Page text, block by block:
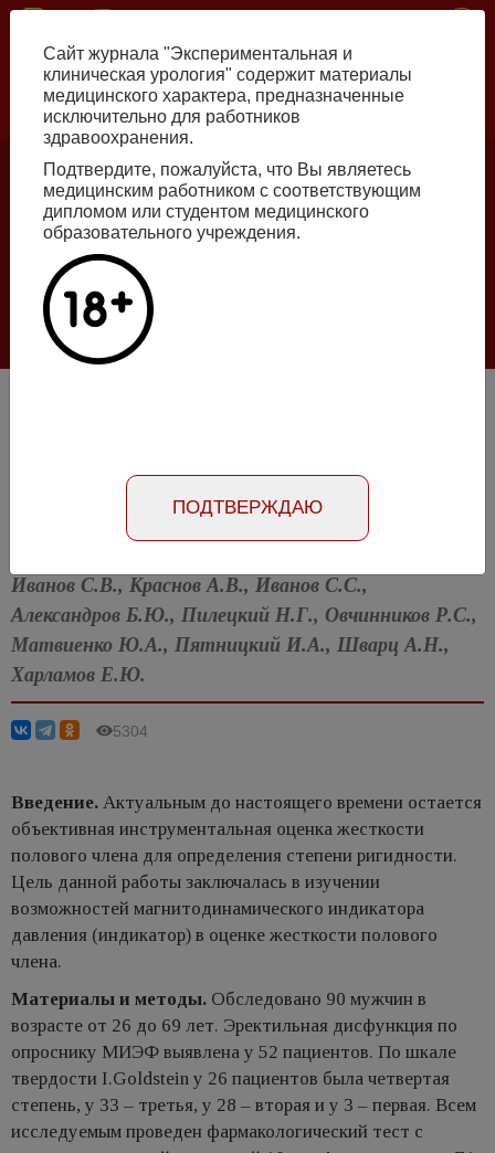
Перейти
основному
содержанию
Номер №2, 2026
Галлюцинации больших языковых моделей
в клинической урологии
Статья на русском
Статья на английском
Иванов С.В., Краснов А.В., Иванов С.С.,
Александров Б.Ю., Пилецкий Н.Г., Овчинников Р.С.,
Матвиенко Ю.А., Пятницкий И.А., Шварц А.Н.,
Харламов Е.Ю.
5304
Введение. Актуальным до настоящего времени остается
объективная инструментальная оценка жесткости
полового члена для определения степени ригидности.
Цель данной работы заключалась в изучении
возможностей магнитодинамического индикатора
давления (индикатор) в оценке жесткости полового
члена.
Материалы и методы. Обследовано 90 мужчин в
возрасте от 26 до 69 лет. Эректильная дисфункция по
опроснику МИЭФ выявлена у 52 пациентов. По шкале
твердости I.Goldstein у 26 пациентов была четвертая
степень, у 33 – третья, у 28 – вторая и у 3 – первая. Всем
исследуемым проведен фармакологический тест с
Сайт журнала "Экспериментальная и
клиническая урология" содержит материалы
медицинского характера, предназначенные
исключительно для работников
здравоохранения.
Подтвердите, пожалуйста, что Вы являетесь
медицинским работником с соответствующим
дипломом или студентом медицинского
образовательного учреждения.
ПОДТВЕРЖДАЮ